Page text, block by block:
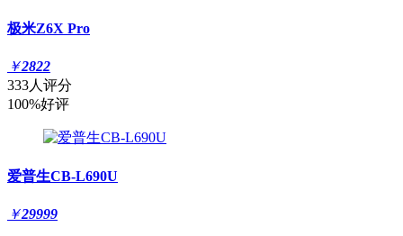
极米Z6X Pro
￥2822
333人评分
100%好评
爱普生CB-L690U
￥29999